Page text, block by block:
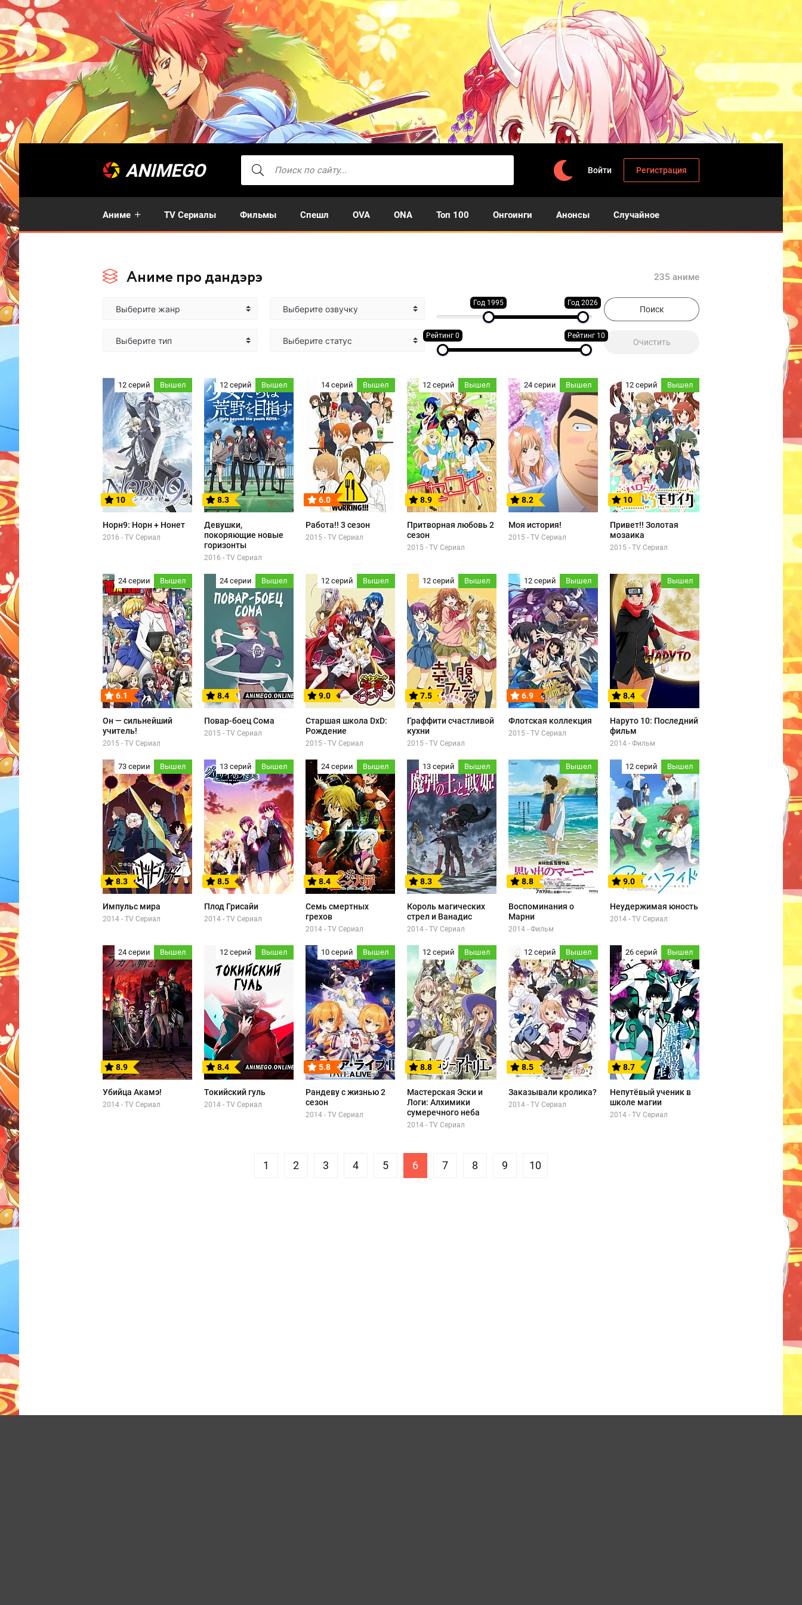
ANIMEGO Войти Регистрация
Аниме TV Сериалы Фильмы Спешл OVA ONA Топ 100 Онгоинги Анонсы Случайное
Аниме про дандэрэ 235 аниме
Выберите жанр
Выберите тип
Выберите озвучку
Выберите статус
Год 1995 Год 2026
Рейтинг 0 Рейтинг 10
12 серий Вышел
10
Норн9: Норн + Нонет
2016 - TV Сериал
12 серий Вышел
8.3
Девушки,
покоряющие новые
горизонты
2016 - TV Сериал
14 серий Вышел
6.0
Работа!! 3 сезон
2015 - TV Сериал
12 серий Вышел
8.9
Притворная любовь 2
сезон
2015 - TV Сериал
24 серии Вышел
8.2
Моя история!
2015 - TV Сериал
12 серий Вышел
10
Привет!! Золотая
мозаика
2015 - TV Сериал
24 серии Вышел
6.1
Он — сильнейший
учитель!
2015 - TV Сериал
24 серии Вышел
8.4
Повар-боец Сома
2015 - TV Сериал
12 серий Вышел
9.0
Старшая школа DxD:
Рождение
2015 - TV Сериал
12 серий Вышел
7.5
Граффити счастливой
кухни
2015 - TV Сериал
12 серий Вышел
6.9
Флотская коллекция
2015 - TV Сериал
Вышел
8.4
Наруто 10: Последний
фильм
2014 - Фильм
73 серии Вышел
8.3
Импульс мира
2014 - TV Сериал
13 серий Вышел
8.5
Плод Грисайи
2014 - TV Сериал
24 серии Вышел
8.4
Семь смертных
грехов
2014 - TV Сериал
13 серий Вышел
8.3
Король магических
стрел и Ванадис
2014 - TV Сериал
Вышел
8.8
Воспоминания о
Марни
2014 - Фильм
12 серий Вышел
9.0
Неудержимая юность
2014 - TV Сериал
24 серии Вышел
8.9
Убийца Акамэ!
2014 - TV Сериал
12 серий Вышел
8.4
Токийский гуль
2014 - TV Сериал
10 серий Вышел
5.8
Рандеву с жизнью 2
сезон
2014 - TV Сериал
12 серий Вышел
8.8
Мастерская Эски и
Логи: Алхимики
сумеречного неба
2014 - TV Сериал
12 серий Вышел
8.5
Заказывали кролика?
2014 - TV Сериал
26 серий Вышел
8.7
Непутёвый ученик в
школе магии
2014 - TV Сериал
1 2 3 4 5 6 7 8 9 10